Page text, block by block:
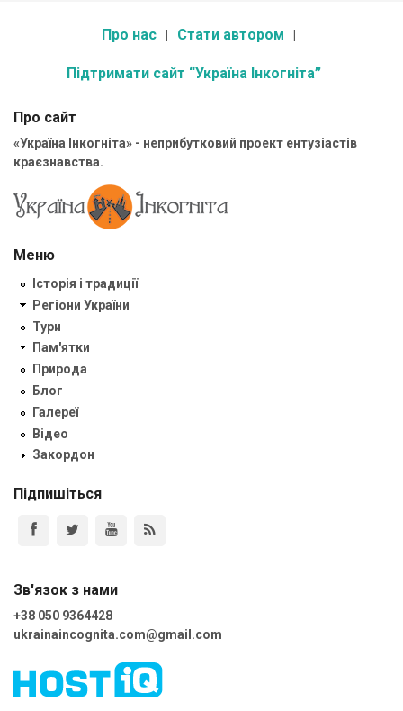
Про нас Стати автором
Підтримати сайт “Україна Інкогніта”
Про сайт
«Україна Інкогніта» - неприбутковий проект ентузіастів
краєзнавства.
Меню
Історія і традиції
Регіони України
Тури
Пам'ятки
Природа
Блог
Галереї
Відео
Закордон
Підпишіться
Зв'язок з нами
+38 050 9364428
ukrainaincognita.com@gmail.com